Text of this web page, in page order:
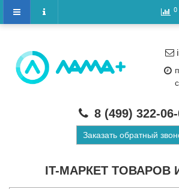
0
IT-МАРКЕТ ТОВАРОВ
8 (499) 322-
Заказать обратный